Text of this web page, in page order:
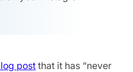
post that it has “never